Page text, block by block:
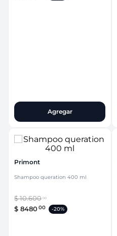
Agregar
Primont
Shampoo queration 400 ml
$10.600 00
$ 848000 -20%